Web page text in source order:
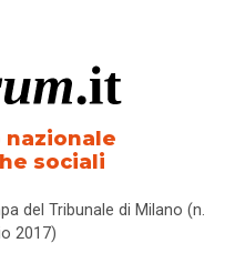
nazionale
sociali
del Tribunale di Milano (n.
2017)